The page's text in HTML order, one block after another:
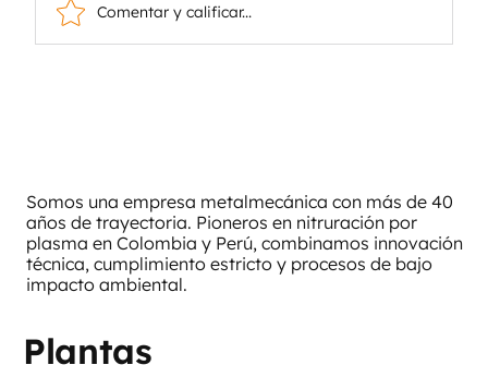
Comentar y calificar...
Somos una empresa metalmecánica con más de 40
años de trayectoria. Pioneros en nitruración por
plasma en Colombia y Perú, combinamos innovación
técnica, cumplimiento estricto y procesos de bajo
impacto ambiental.
Plantas